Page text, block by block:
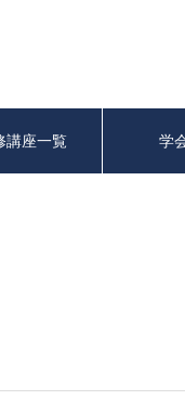
講座一覧 学